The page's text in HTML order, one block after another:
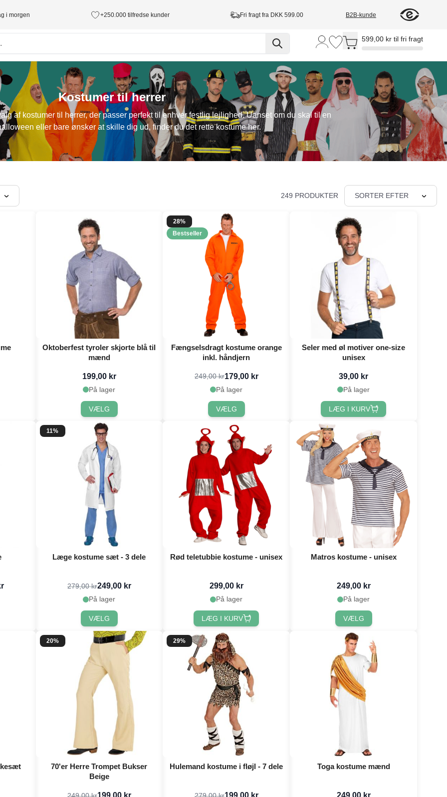
i morgen +250.000 tilfredse kunder Fri fragt fra DKK 599.00 B2B-kunde
Toggle minicart, Cart is empty
599,00 kr til fri fragt
Kostumer til herrer
af kostumer til herrer, der passer perfekt til enhver festlig lejlighed. Uanset om du skal til en
eller bare ønsker at skille dig ud, finder du det rette kostume her.
249 PRODUKTER SORTER EFTER
Oktoberfest tyroler skjorte blå til
mænd
199,00 kr
På lager
VÆLG
28%
Bestseller
Fængselsdragt kostume orange
inkl. håndjern
249,00 kr179,00 kr
På lager
VÆLG
Seler med øl motiver one-size
unisex
39,00 kr
På lager
LÆG I KURV
11%
Læge kostume sæt - 3 dele
279,00 kr249,00 kr
På lager
VÆLG
Rød teletubbie kostume - unisex
299,00 kr
På lager
LÆG I KURV
Matros kostume - unisex
249,00 kr
På lager
VÆLG
20%
70'er Herre Trompet Bukser
Beige
29%
Hulemand kostume i fløjl - 7 dele Toga kostume mænd